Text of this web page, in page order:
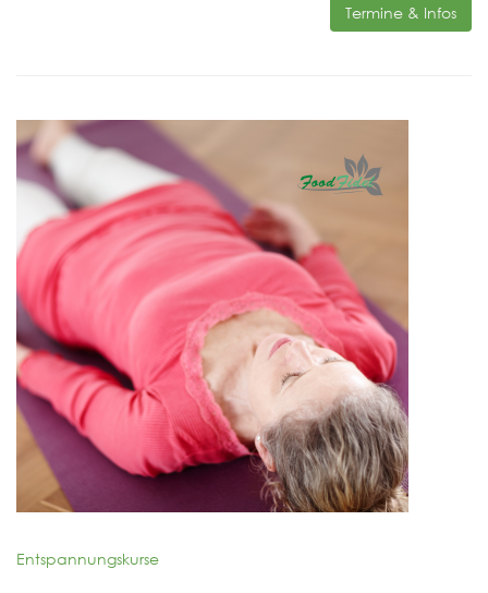
Termine & Infos
Entspannungskurse